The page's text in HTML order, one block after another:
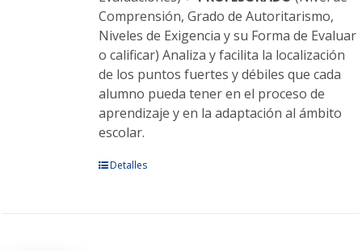
Comprensión, Grado de Autoritarismo,
Niveles de Exigencia y su Forma de Evaluar
o calificar) Analiza y facilita la localización
de los puntos fuertes y débiles que cada
alumno pueda tener en el proceso de
aprendizaje y en la adaptación al ámbito
escolar.
EsteDetalles